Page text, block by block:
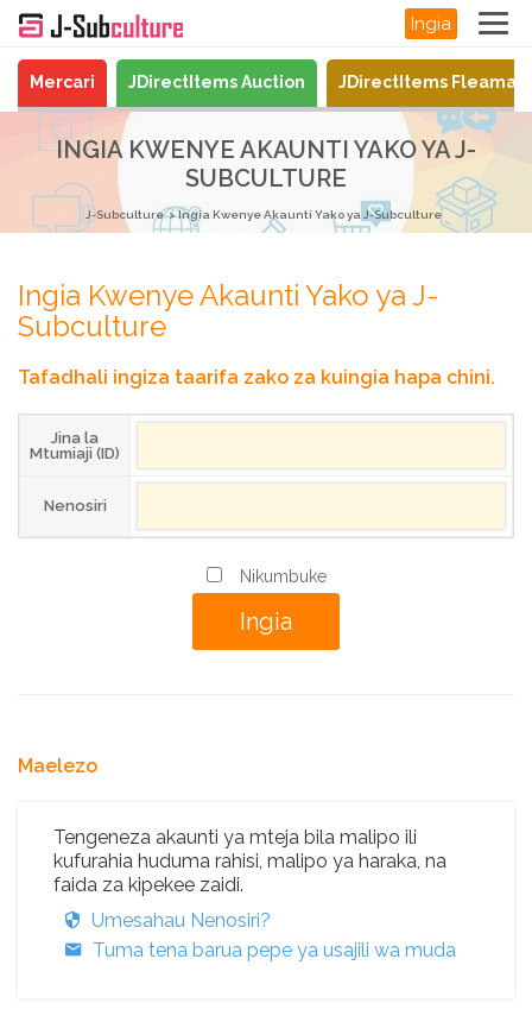
Ingia
Mercari JDirectItems Auction JDirectItems
INGIA KWENYE AKAUNTI YAKO YA J-
SUBCULTURE
J-Subculture Ingia Kwenye Akaunti Yako ya J-Subculture
Ingia Kwenye Akaunti Yako ya J-
Subculture
Tafadhali ingiza taarifa zako za kuingia hapa chini.
Jina la
Mtumiaji (ID)
Nenosiri
Nikumbuke
Maelezo
Tengeneza akaunti ya mteja bila malipo ili
kufurahia huduma rahisi, malipo ya haraka, na
faida za kipekee zaidi.
Umesahau Nenosiri?
Tuma tena barua pepe ya usajili wa muda